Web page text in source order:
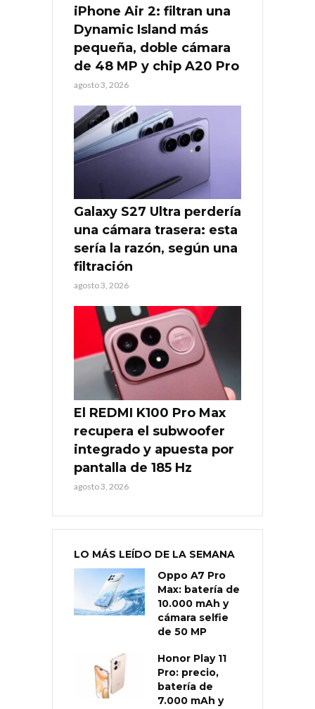
iPhone Air 2: filtran una
Dynamic Island más
pequeña, doble cámara
de 48 MP y chip A20 Pro
agosto 3, 2026
Galaxy S27 Ultra perdería
una cámara trasera: esta
sería la razón, según una
filtración
agosto 3, 2026
El REDMI K100 Pro Max
recupera el subwoofer
integrado y apuesta por
pantalla de 185 Hz
agosto 3, 2026
LO MÁS LEÍDO DE LA SEMANA
Oppo A7 Pro
Max: batería de
10.000 mAh y
cámara selfie
de 50 MP
Honor Play 11
Pro: precio,
batería de
7.000 mAh y